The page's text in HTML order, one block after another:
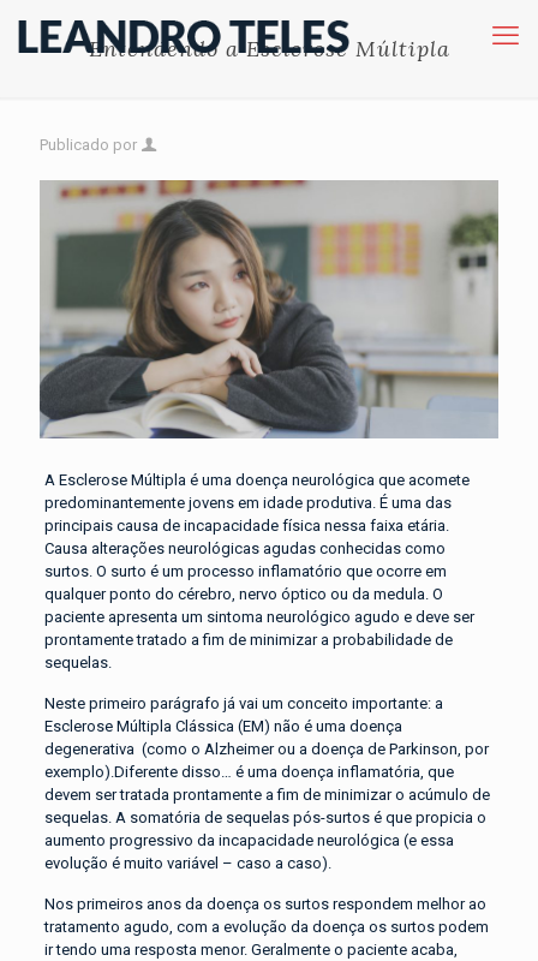
Entendendo a Esclerose Múltipla
Publicado por
A Esclerose Múltipla é uma doença neurológica que acomete
predominantemente jovens em idade produtiva. É uma das
principais causa de incapacidade física nessa faixa etária.
Causa alterações neurológicas agudas conhecidas como
surtos. O surto é um processo inflamatório que ocorre em
qualquer ponto do cérebro, nervo óptico ou da medula. O
paciente apresenta um sintoma neurológico agudo e deve ser
prontamente tratado a fim de minimizar a probabilidade de
sequelas.
Neste primeiro parágrafo já vai um conceito importante: a
Esclerose Múltipla Clássica (EM) não é uma doença
degenerativa (como o Alzheimer ou a doença de Parkinson, por
exemplo).Diferente disso… é uma doença inflamatória, que
devem ser tratada prontamente a fim de minimizar o acúmulo de
sequelas. A somatória de sequelas pós-surtos é que propicia o
aumento progressivo da incapacidade neurológica (e essa
evolução é muito variável – caso a caso).
Nos primeiros anos da doença os surtos respondem melhor ao
tratamento agudo, com a evolução da doença os surtos podem
ir tendo uma resposta menor. Geralmente o paciente acaba,